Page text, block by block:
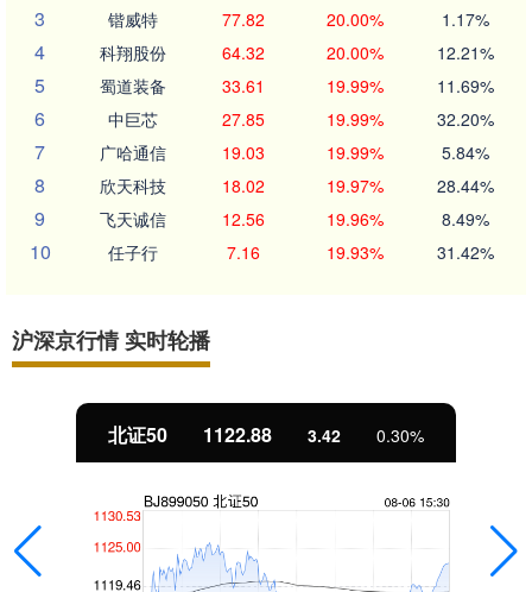
3 锴威特 77.82 20.00% 1.17%
4 科翔股份 64.32 20.00% 12.21%
5 蜀道装备 33.61 19.99% 11.69%
6 中巨芯 27.85 19.99% 32.20%
7 广哈通信 19.03 19.99% 5.84%
8 欣天科技 18.02 19.97% 28.44%
9 飞天诚信 12.56 19.96% 8.49%
10 任子行 7.16 19.93% 31.42%
沪深京行情 实时轮播
北证50 1122.88 3.42 0.30%